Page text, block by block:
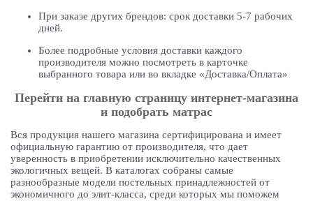
При заказе других брендов: срок доставки 5-7 рабочих
дней.
Более подробные условия доставки каждого
производителя можно посмотреть в карточке
выбранного товара или во вкладке «Доставка/Оплата»
Перейти на главную страницу интернет-магазина
и подобрать матрас
Вся продукция нашего магазина сертифицирована и имеет
официальную гарантию от производителя, что дает
уверенность в приобретении исключительно качественных
экологичных вещей. В каталогах собраны самые
разнообразные модели постельных принадлежностей от
экономичного до элит-класса, среди которых мы поможем